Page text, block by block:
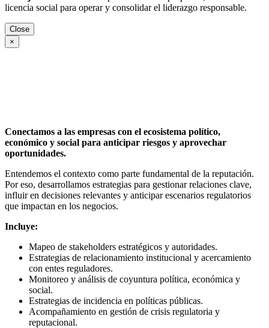
licencia social para operar y consolidar el liderazgo responsable.
Close
×
Conectamos a las empresas con el ecosistema político,
económico y social para anticipar riesgos y aprovechar
oportunidades.
Entendemos el contexto como parte fundamental de la reputación.
Por eso, desarrollamos estrategias para gestionar relaciones clave,
influir en decisiones relevantes y anticipar escenarios regulatorios
que impactan en los negocios.
Incluye:
Mapeo de stakeholders estratégicos y autoridades.
Estrategias de relacionamiento institucional y acercamiento
con entes reguladores.
Monitoreo y análisis de coyuntura política, económica y
social.
Estrategias de incidencia en políticas públicas.
Acompañamiento en gestión de crisis regulatoria y
reputacional.